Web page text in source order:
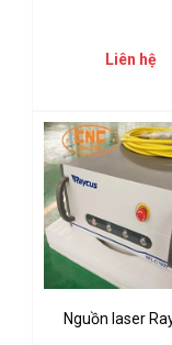
Liên hệ
Nguồn laser